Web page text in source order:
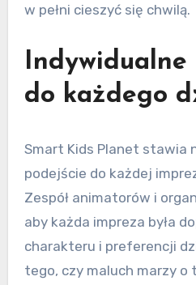
w pełni cieszyć się chwilą.
Indywidualne
do każdego
Smart Kids Planet stawia
podejście do każdej
Zespół animatorów i
aby każda impreza była
charakteru i preferencji
tego, czy maluch marzy o